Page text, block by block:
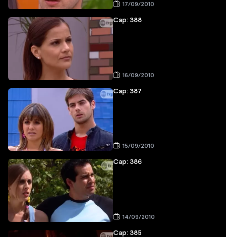
17/09/2010
Cap: 388
16/09/2010
Cap: 387
15/09/2010
Cap: 386
14/09/2010
Cap: 385